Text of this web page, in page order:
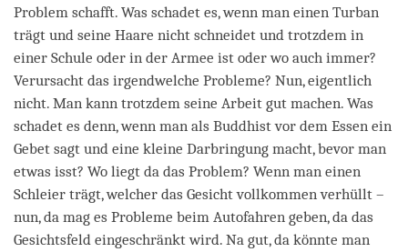
Problem schafft. Was schadet es, wenn man einen Turban
trägt und seine Haare nicht schneidet und trotzdem in
einer Schule oder in der Armee ist oder wo auch immer?
Verursacht das irgendwelche Probleme? Nun, eigentlich
nicht. Man kann trotzdem seine Arbeit gut machen. Was
schadet es denn, wenn man als Buddhist vor dem Essen ein
Gebet sagt und eine kleine Darbringung macht, bevor man
etwas isst? Wo liegt da das Problem? Wenn man einen
Schleier trägt, welcher das Gesicht vollkommen verhüllt –
nun, da mag es Probleme beim Autofahren geben, da das
Gesichtsfeld eingeschränkt wird. Na gut, da könnte man